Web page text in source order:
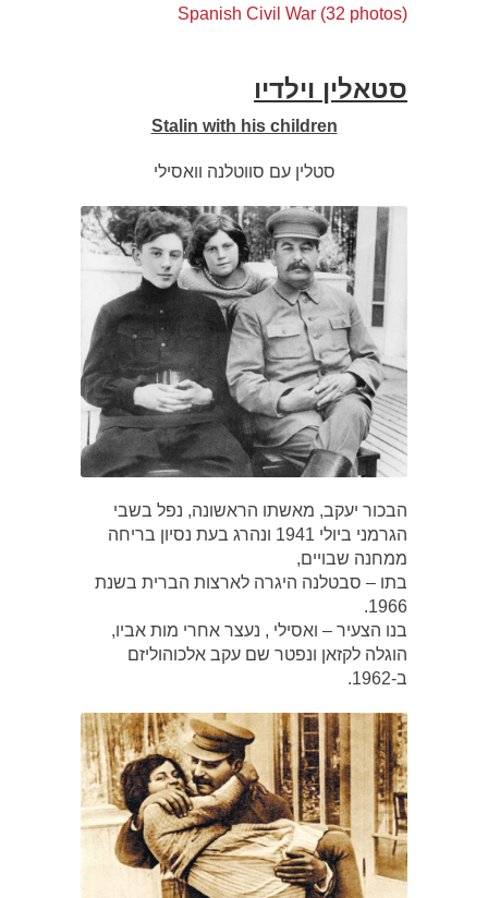
Spanish Civil War (32 photos)
סטאלין וילדיו
Stalin with his children
סטלין עם סווטלנה וואסילי
הבכור יעקב, מאשתו הראשונה, נפל בשבי
הגרמני ביולי 1941 ונהרג בעת נסיון בריחה
ממחנה שבויים,
בתו – סבטלנה היגרה לארצות הברית בשנת
1966.
בנו הצעיר – ואסילי , נעצר אחרי מות אביו,
הוגלה לקזאן ונפטר שם עקב אלכוהוליזם
ב-1962.